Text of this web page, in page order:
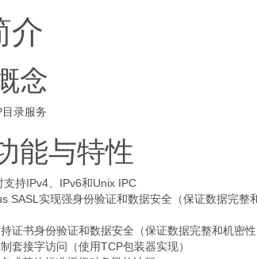
介
念
录服务
能与特性
持IPv4、IPv6和Unix IPC
SASL实现强身份验证和数据安全（保证数据完整
证书身份验证和数据安全（保证数据完整和机密
套接字访问（使用TCP包装器实现）